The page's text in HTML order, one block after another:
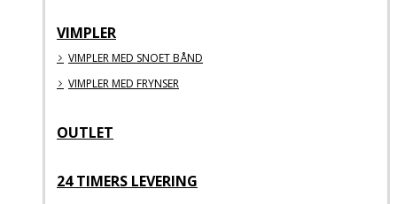
VIMPLER
VIMPLER MED SNOET BÅND
VIMPLER MED FRYNSER
OUTLET
24 TIMERS LEVERING